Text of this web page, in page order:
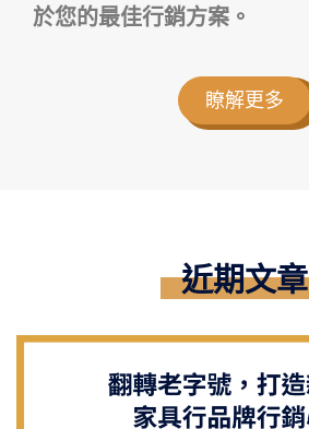
於您的最佳行銷方案。
瞭解更多
近期文章